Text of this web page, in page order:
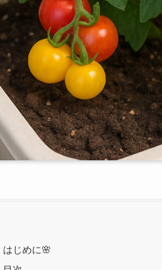
はじめに🌸